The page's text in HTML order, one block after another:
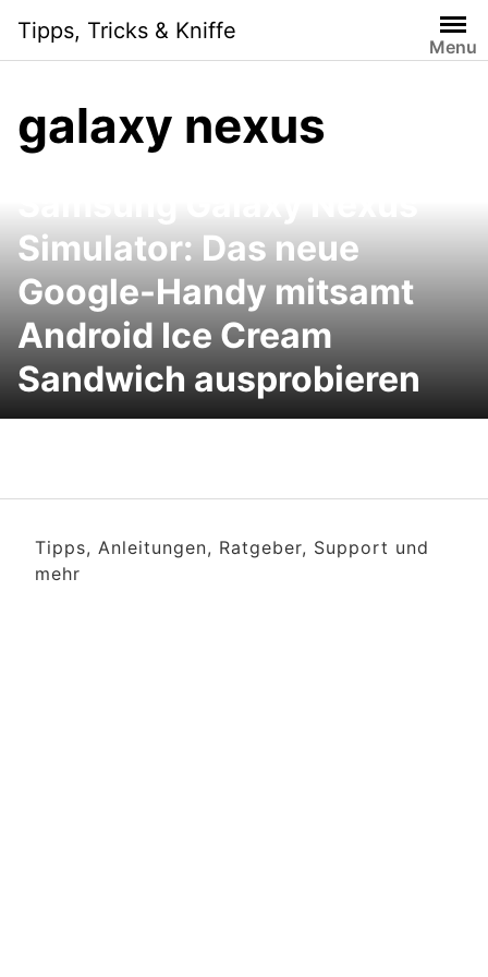
content
Tipps, Tricks & Kniffe
Menu
galaxy nexus
Simulator: Das neue
Google-Handy mitsamt
Android Ice Cream
Sandwich ausprobieren
Tipps, Anleitungen, Ratgeber, Support und
mehr